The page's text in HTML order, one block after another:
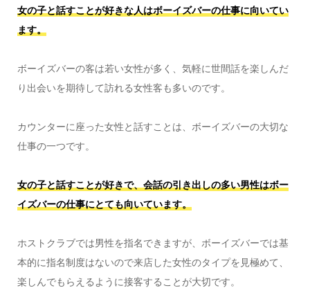
女の子と話すことが好きな人はボーイズバーの仕事に向いてい
ます。
ボーイズバーの客は若い女性が多く、気軽に世間話を楽しんだ
り出会いを期待して訪れる女性客も多いのです。
カウンターに座った女性と話すことは、ボーイズバーの大切な
仕事の一つです。
女の子と話すことが好きで、会話の引き出しの多い男性はボー
イズバーの仕事にとても向いています。
ホストクラブでは男性を指名できますが、ボーイズバーでは基
本的に指名制度はないので来店した女性のタイプを見極めて、
楽しんでもらえるように接客することが大切です。